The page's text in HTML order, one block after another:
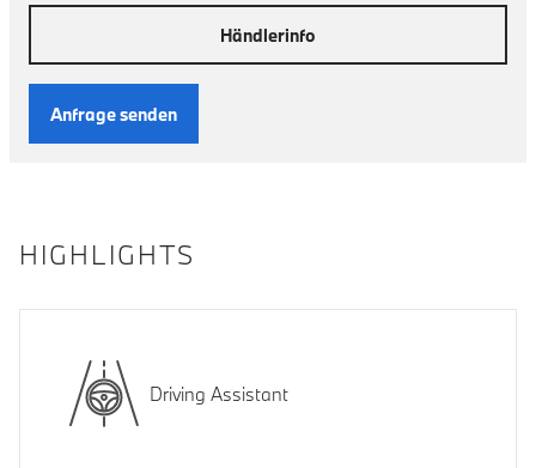
Händlerinfo
Anfrage senden
HIGHLIGHTS
Driving Assistant